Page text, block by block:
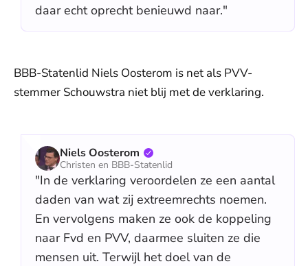
daar echt oprecht benieuwd naar."
BBB-Statenlid Niels Oosterom is net als PVV-
stemmer Schouwstra niet blij met de verklaring.
Niels Oosterom
Christen en BBB-Statenlid
"In de verklaring veroordelen ze een aantal
daden van wat zij extreemrechts noemen.
En vervolgens maken ze ook de koppeling
naar Fvd en PVV, daarmee sluiten ze die
mensen uit. Terwijl het doel van de